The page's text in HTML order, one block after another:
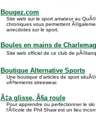
Bougez.com
Site web sur le sport amateur au
chroniques vous permettent
anecdotes sur le sport.
Boules en mains de
Site web officiel de ce club de
Boutique Alternative Sports
Une boutique d'articles de sport
vÃªtements streewear.
Ã‡a glisse, Ã§a roule
Pour apprendre ou perfectionner le
l'Ã©cole de Phil Shaw est un lieu